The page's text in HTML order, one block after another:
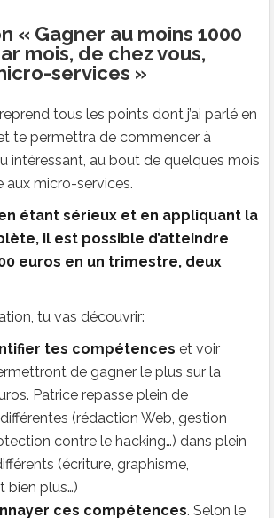
« Gagner au moins 1000
mois, de chez vous,
services »
tous les points dont j’ai parlé en
te permettra de commencer à
intéressant, au bout de quelques mois
aux micro-services.
étant sérieux et en appliquant la
il est possible d’atteindre
euros en un trimestre, deux
tu vas découvrir:
tes compétences et voir
de gagner le plus sur la
Patrice repasse plein de
(rédaction Web, gestion
contre le hacking…) dans plein
(écriture, graphisme,
bien plus…)
ces compétences. Selon le